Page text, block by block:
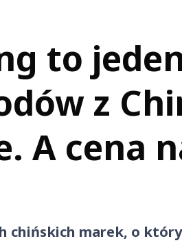
to
z
A cena
chińskich marek, o